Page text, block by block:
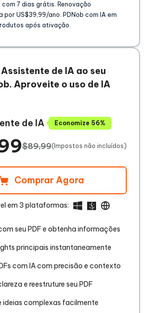
com 7 dias grátis. Renovação
US$39,99/ano. PDNob com IA em
após ativação.
de IA ao seu
Aproveite o uso de IA
seu PDF e obtenha informações
principais instantaneamente
com IA com precisão e contexto
e reestruture seu PDF
ideias complexas facilmente
de IA Economize 56%
$89,99(Impostos não incluídos)
Comprar Agora
em 3 plataformas: